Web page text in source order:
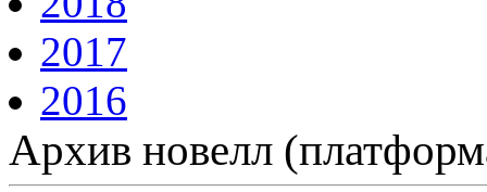
2017
2016
Архив новелл